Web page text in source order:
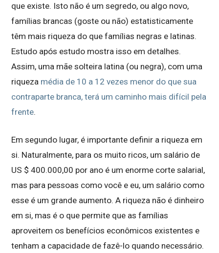
que existe. Isto não é um segredo, ou algo novo,
famílias brancas (goste ou não) estatisticamente
têm mais riqueza do que famílias negras e latinas.
Estudo após estudo mostra isso em detalhes.
Assim, uma mãe solteira latina (ou negra), com uma
riqueza média de 10 a 12 vezes menor do que sua
contraparte branca, terá um caminho mais difícil pela
frente.
Em segundo lugar, é importante definir a riqueza em
si. Naturalmente, para os muito ricos, um salário de
US $ 400.000,00 por ano é um enorme corte salarial,
mas para pessoas como você e eu, um salário como
esse é um grande aumento. A riqueza não é dinheiro
em si, mas é o que permite que as famílias
aproveitem os benefícios econômicos existentes e
tenham a capacidade de fazê-lo quando necessário.